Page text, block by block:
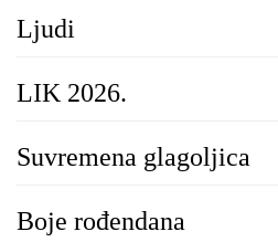
Ljudi
LIK 2026.
Suvremena glagoljica
Boje rođendana